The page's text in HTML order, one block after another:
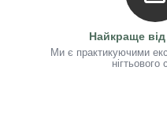
Найкраще від
Ми є практикуючими
нігтьового